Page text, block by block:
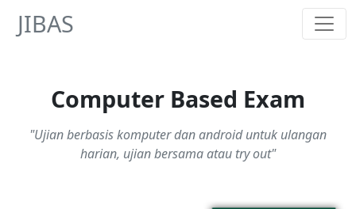
JIBAS
Computer Based Exam
"Ujian berbasis komputer dan android untuk ulangan
harian, ujian bersama atau try out"